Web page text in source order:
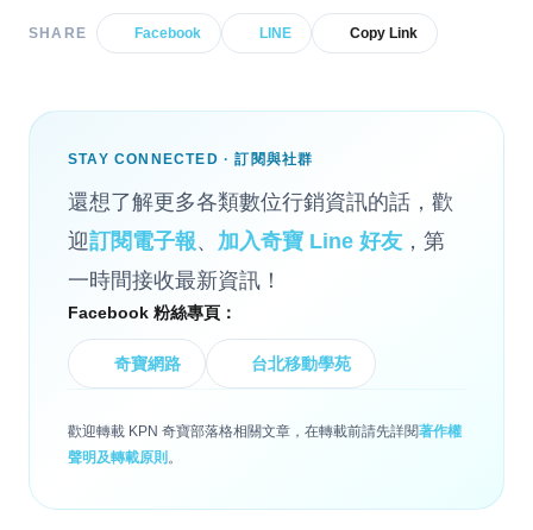
SHARE Facebook LINE Copy Link
STAY CONNECTED · 訂閱與社群
還想了解更多各類數位行銷資訊的話，歡
迎訂閱電子報、 加入奇寶 Line 好友 ，第
一時間接收最新資訊！
Facebook 粉絲專頁：
奇寶網路 台北移動學苑
歡迎轉載 KPN 奇寶部落格相關文章，在轉載前請先詳閱著作權
聲明及轉載原則 。